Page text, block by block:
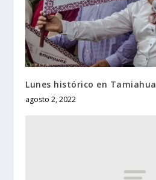
Lunes histórico en Tamiahua
agosto 2, 2022